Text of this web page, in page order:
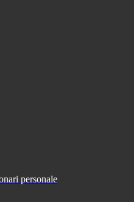
personale